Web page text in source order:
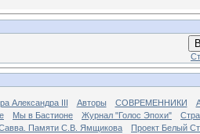
Александра III Авторы СОВРЕМЕННИКИ
Мы в Бастионе Журнал "Голос Эпохи"
Памяти С.В. Ямщикова Проект Белый